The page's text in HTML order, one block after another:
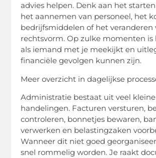
advies helpen. Denk aan het starten
het aannemen van personeel, het
bedrijfsmiddelen of het veranderen
rechtsvorm. Op zulke momenten
als iemand met je meekijkt en
financiële gevolgen kunnen zijn.
Meer overzicht in dagelijkse
Administratie bestaat uit veel kleine
handelingen. Facturen versturen,
controleren, bonnetjes bewaren,
verwerken en belastingzaken
Wanneer dit niet goed
snel rommelig worden. Je raakt